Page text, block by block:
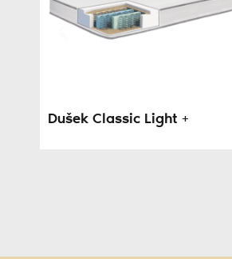
Dušek Classic Light +